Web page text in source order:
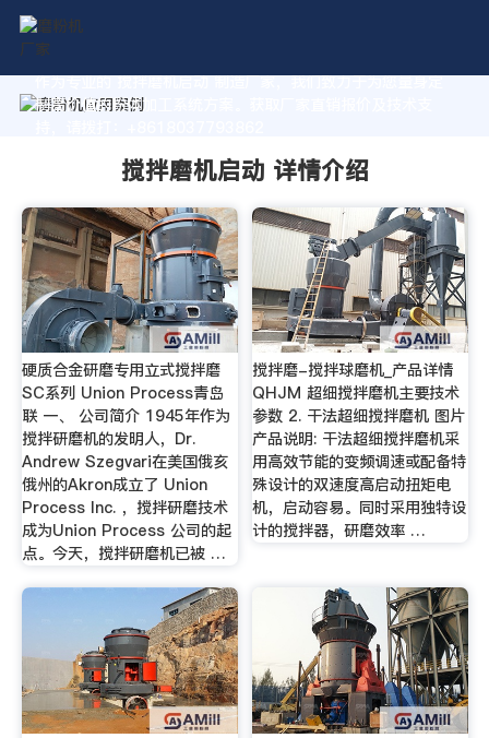
作为专业的 搅拌磨机启动 制造厂家，我们致力于为您量身定
制高价值的粉体加工系统方案。获取厂家直销报价及技术支
搅拌磨机启动 详情介绍
硬质合金研磨专用立式搅拌磨
SC系列 Union Process青岛
联 一、 公司简介 1945年作为
搅拌研磨机的发明人，Dr.
Andrew Szegvari在美国俄亥
俄州的Akron成立了 Union
Process Inc. ，搅拌研磨技术
成为Union Process 公司的起
点。今天，搅拌研磨机已被 …
搅拌磨-搅拌球磨机_产品详情
QHJM 超细搅拌磨机主要技术
参数 2. 干法超细搅拌磨机 图片
产品说明: 干法超细搅拌磨机采
用高效节能的变频调速或配备特
殊设计的双速度高启动扭矩电
机，启动容易。同时采用独特设
计的搅拌器，研磨效率 …